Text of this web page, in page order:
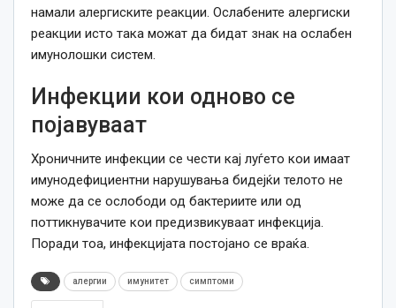
намали алергиските реакции. Ослабените алергиски
реакции исто така можат да бидат знак на ослабен
имунолошки систем.
Инфекции кои одново се
појавуваат
Хроничните инфекции се чести кај луѓето кои имаат
имунодефициентни нарушувања бидејќи телото не
може да се ослободи од бактериите или од
поттикнувачите кои предизвикуваат инфекција.
Поради тоа, инфекцијата постојано се враќа.
алергии имунитет симптоми